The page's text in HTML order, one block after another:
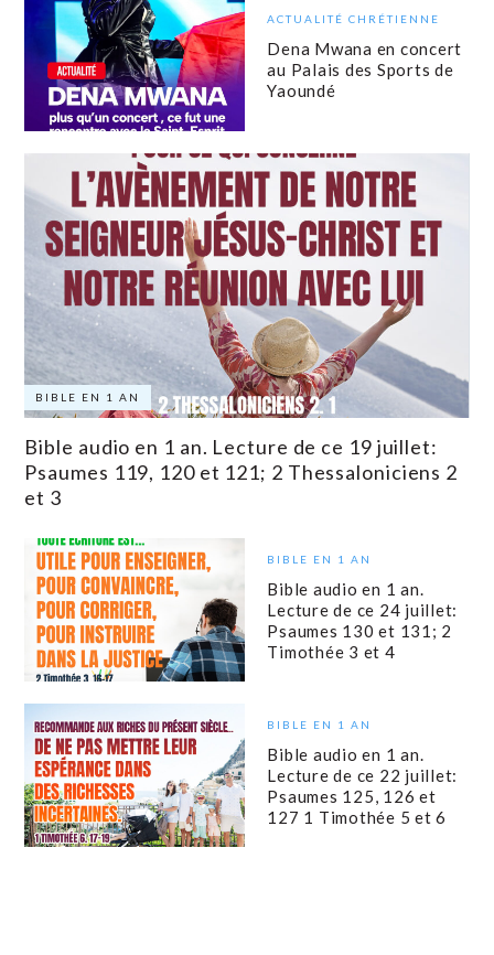
ACTUALITÉ CHRÉTIENNE
Dena Mwana en concert
au Palais des Sports de
Yaoundé
BIBLE EN 1 AN
Bible audio en 1 an. Lecture de ce 19 juillet:
Psaumes 119, 120 et 121; 2 Thessaloniciens 2
et 3
BIBLE EN 1 AN
Bible audio en 1 an.
Lecture de ce 24 juillet:
Psaumes 130 et 131; 2
Timothée 3 et 4
BIBLE EN 1 AN
Bible audio en 1 an.
Lecture de ce 22 juillet:
Psaumes 125, 126 et
127 1 Timothée 5 et 6